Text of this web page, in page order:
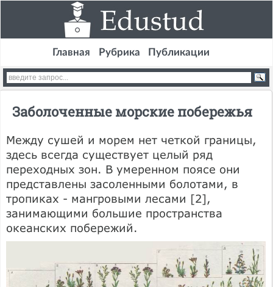
Главная Рубрика Публикации
Заболоченные морские побережья
Между сушей и морем нет четкой границы,
здесь всегда существует целый ряд
переходных зон. В умеренном поясе они
представлены засоленными болотами, в
тропиках - мангровыми лесами [2],
занимающими большие пространства
океанских побережий.